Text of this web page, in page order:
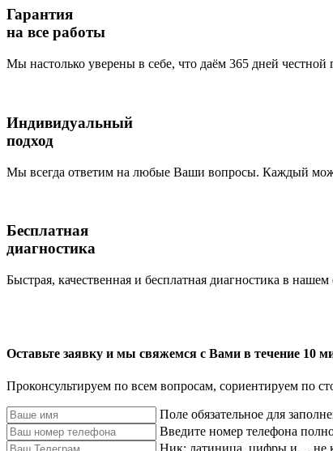
Гарантия
на все работы
Мы настолько уверены в себе, что даём 365 дней
Индивидуальный
подход
Мы всегда ответим на любые Ваши вопросы. Каждый
Бесплатная
диагностика
Быстрая, качественная и бесплатная диагностика в
Оставьте заявку и мы свяжемся с Вами в течение 10
Проконсультируем по всем вопросам, сориентируем по
Поле обязательное для
Введите номер телефона
Ник: латиница, цифры и _, не